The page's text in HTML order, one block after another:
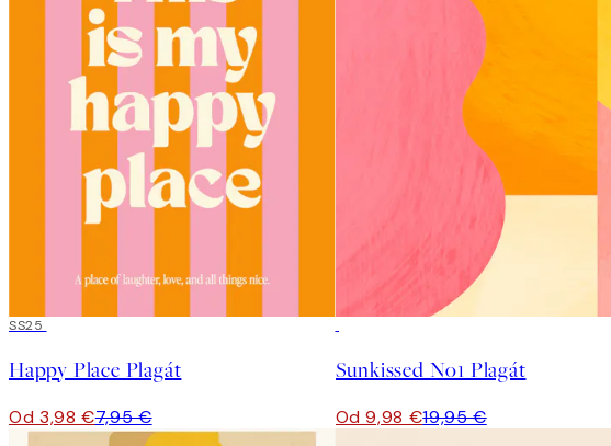
50%*
SS25
Happy Place Plagát
Od 3,98 €7,95 €
Sunkissed No1 Plagát
Od 9,98 €19,95 €